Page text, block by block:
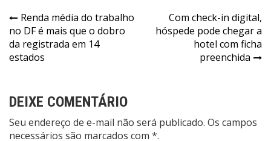
Navegação
de
Post
Renda média do trabalho
no DF é mais que o dobro
da registrada em 14
estados
Com check-in digital,
hóspede pode chegar a
hotel com ficha
preenchida
DEIXE COMENTÁRIO
Seu endereço de e-mail não será publicado. Os campos
necessários são marcados com *.